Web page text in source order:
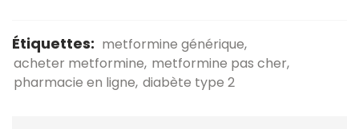
Étiquettes: metformine générique
acheter metformine metformine pas cher
pharmacie en ligne diabète type 2